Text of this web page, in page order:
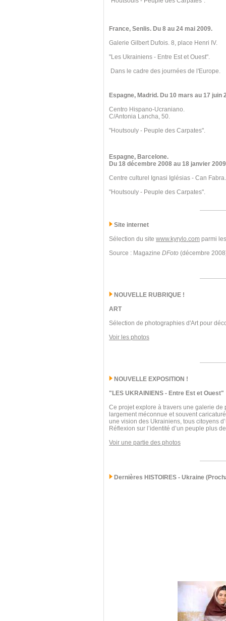
France, Senlis. Du 8 au 24 mai 2009.
Galerie Gilbert Dufois. 8, place Henri IV.
"Les Ukrainiens - Entre Est et Ouest".
Dans le cadre des journées de l'Europe.
Espagne, Madrid. Du 10 mars au 17 juin
Centro Hispano-Ucraniano.
C/Antonia Lancha, 50.
"Houtsouly - Peuple des Carpates".
Espagne, Barcelone.
Du 18 décembre 2008 au 18 janvier
Centre culturel Ignasi Iglésias - Can Fabra.
"Houtsouly - Peuple des Carpates".
Site internet
Sélection du site www.kyrylo.com parmi
Source : Magazine DFoto (décembre
NOUVELLE RUBRIQUE !
ART
Sélection de photographies d'Art pour
Voir les photos
NOUVELLE EXPOSITION !
"LES UKRAINIENS - Entre Est et Ouest"
Ce projet explore à travers une galerie de
largement méconnue et souvent
une vision des Ukrainiens, tous citoyens
Réflexion sur l’identité d’un peuple plus
Voir une partie des photos
Dernières HISTOIRES - Ukraine